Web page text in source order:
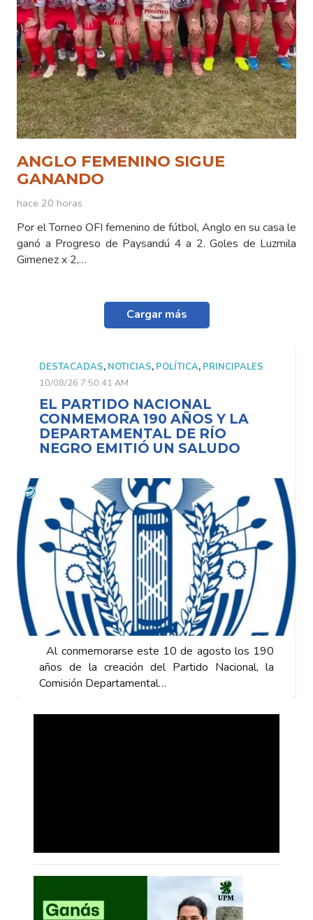
ANGLO FEMENINO SIGUE
GANANDO
hace 20 horas
Por el Torneo OFI femenino de fútbol, Anglo en su casa le
ganó a Progreso de Paysandú 4 a 2. Goles de Luzmila
Gimenez x 2,…
Cargar más
DESTACADAS, NOTICIAS, POLÍTICA, PRINCIPALES
10/08/26 7:50:41 AM
EL PARTIDO NACIONAL
CONMEMORA 190 AÑOS Y LA
DEPARTAMENTAL DE RÍO
NEGRO EMITIÓ UN SALUDO
Al conmemorarse este 10 de agosto los 190
años de la creación del Partido Nacional, la
Comisión Departamental…